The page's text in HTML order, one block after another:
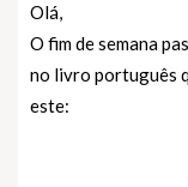
Olá,
O fim de semana
no livro português
este: